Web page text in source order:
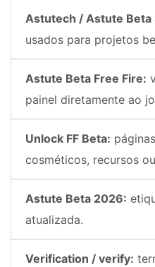
Astutech / Astute Beta
usados para projetos
Astute Beta Free Fire:
painel diretamente ao
Unlock FF Beta:
cosméticos, recursos
Astute Beta 2026:
atualizada.
Verification / verify: